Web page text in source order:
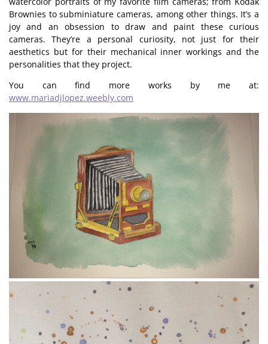
Brownies to subminiature cameras, among other things. It’s a
joy and an obsession to draw and paint these curious
cameras. They’re a personal curiosity, not just for their
aesthetics but for their mechanical inner workings and the
personalities that they project.
You can find more works by me at:
www.mariadjlopez.weebly.com